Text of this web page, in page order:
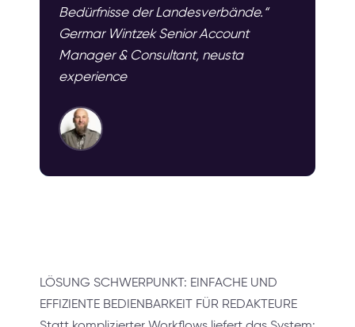
Bedürfnisse der Landesverbände.“
Germar Wintzek Senior Account
Manager & Consultant, neusta
experience
LÖSUNG SCHWERPUNKT: EINFACHE UND
EFFIZIENTE BEDIENBARKEIT FÜR REDAKTEURE